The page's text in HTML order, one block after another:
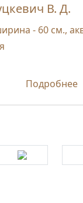
В. Д.
- 60 см.,
Подробнее